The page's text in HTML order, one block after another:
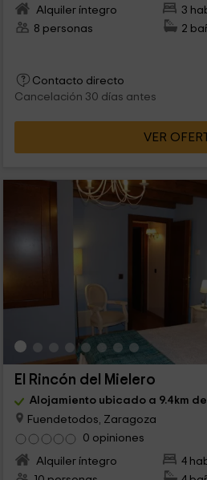
Alquiler íntegro
3
8 personas
2
Contacto directo
Cancelación 30 días antes
VER
El Rincón del Mielero
Alojamiento ubicado a 9.4km
Fuendetodos, Zaragoza
0 opiniones
Alquiler íntegro
4